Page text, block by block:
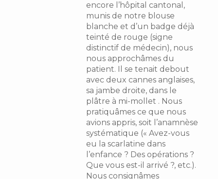
encore l’hôpital cantonal,
munis de notre blouse
blanche et d’un badge déjà
teinté de rouge (signe
distinctif de médecin), nous
nous approchâmes du
patient. Il se tenait debout
avec deux cannes anglaises,
sa jambe droite, dans le
plâtre à mi-mollet . Nous
pratiquâmes ce que nous
avions appris, soit l’anamnèse
systématique (« Avez-vous
eu la scarlatine dans
l’enfance ? Des opérations ?
Que vous est-il arrivé ?, etc.).
Nous consignâmes